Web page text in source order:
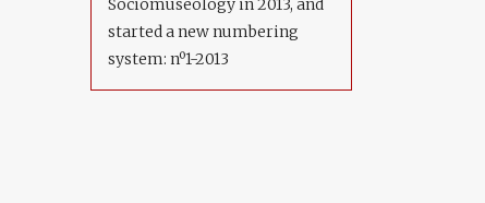
Sociomuseology in 2013, and
started a new numbering
system: nº1-2013